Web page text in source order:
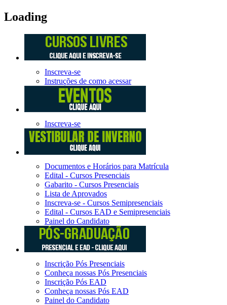
Loading
Inscreva-se
Instruções de como acessar
Inscreva-se
Documentos e Horários para Matrícula
Edital - Cursos Presenciais
Gabarito - Cursos Presenciais
Lista de Aprovados
Inscreva-se - Cursos Semipresenciais
Edital - Cursos EAD e Semipresenciais
Painel do Candidato
Inscrição Pós Presenciais
Conheça nossas Pós Presenciais
Inscrição Pós EAD
Conheça nossas Pós EAD
Painel do Candidato